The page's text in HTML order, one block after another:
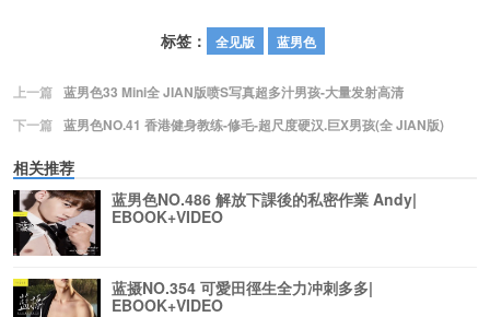
标签： 全见版 蓝男色
上一篇 蓝男色33 Mini全 JIAN版喷S写真超多汁男孩-大量发射高清
下一篇 蓝男色NO.41 香港健身教练-修毛-超尺度硬汉.巨X男孩(全 JIAN版)
相关推荐
蓝男色NO.486 解放下課後的私密作業 Andy|
EBOOK+VIDEO
蓝摄NO.354 可愛田徑生全力冲刺多多|
EBOOK+VIDEO